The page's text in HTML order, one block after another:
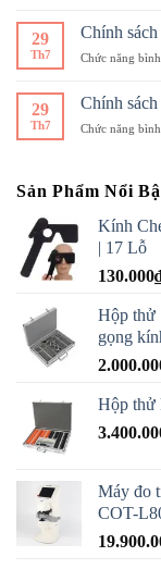
29
Th7
Chính
Chức năng
29
Th7
Chính
Chức năng
Sản Phẩm Nổi
Kính
| 17 Lỗ
130.000
Hộp thử
gọng
Hộp thử
Máy đo
COT-